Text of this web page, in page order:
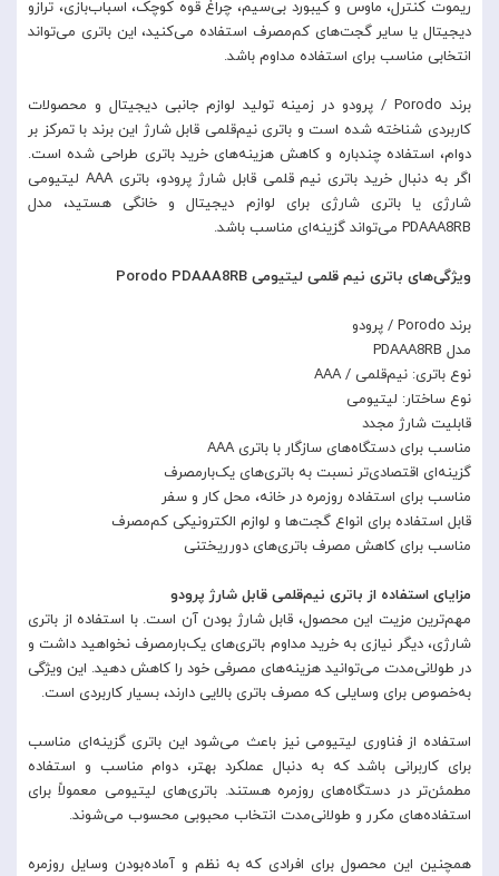
ریموت کنترل، ماوس و کیبورد بی‌سیم، چراغ قوه کوچک، اسباب‌بازی، ترازو
دیجیتال یا سایر گجت‌های کم‌مصرف استفاده می‌کنید، این باتری می‌تواند
انتخابی مناسب برای استفاده مداوم باشد.
برند Porodo / پرودو در زمینه تولید لوازم جانبی دیجیتال و محصولات
کاربردی شناخته شده است و باتری نیم‌قلمی قابل شارژ این برند با تمرکز بر
دوام، استفاده چندباره و کاهش هزینه‌های خرید باتری طراحی شده است.
اگر به دنبال خرید باتری نیم قلمی قابل شارژ پرودو، باتری AAA لیتیومی
شارژی یا باتری شارژی برای لوازم دیجیتال و خانگی هستید، مدل
PDAAA8RB می‌تواند گزینه‌ای مناسب باشد.
ویژگی‌های باتری نیم قلمی لیتیومی Porodo PDAAA8RB
برند Porodo / پرودو
مدل PDAAA8RB
نوع باتری: نیم‌قلمی / AAA
نوع ساختار: لیتیومی
قابلیت شارژ مجدد
مناسب برای دستگاه‌های سازگار با باتری AAA
گزینه‌ای اقتصادی‌تر نسبت به باتری‌های یک‌بارمصرف
مناسب برای استفاده روزمره در خانه، محل کار و سفر
قابل استفاده برای انواع گجت‌ها و لوازم الکترونیکی کم‌مصرف
مناسب برای کاهش مصرف باتری‌های دورریختنی
مزایای استفاده از باتری نیم‌قلمی قابل شارژ پرودو
مهم‌ترین مزیت این محصول، قابل شارژ بودن آن است. با استفاده از باتری
شارژی، دیگر نیازی به خرید مداوم باتری‌های یک‌بارمصرف نخواهید داشت و
در طولانی‌مدت می‌توانید هزینه‌های مصرفی خود را کاهش دهید. این ویژگی
به‌خصوص برای وسایلی که مصرف باتری بالایی دارند، بسیار کاربردی است.
استفاده از فناوری لیتیومی نیز باعث می‌شود این باتری گزینه‌ای مناسب
برای کاربرانی باشد که به دنبال عملکرد بهتر، دوام مناسب و استفاده
مطمئن‌تر در دستگاه‌های روزمره هستند. باتری‌های لیتیومی معمولاً برای
استفاده‌های مکرر و طولانی‌مدت انتخاب محبوبی محسوب می‌شوند.
همچنین این محصول برای افرادی که به نظم و آماده‌بودن وسایل روزمره